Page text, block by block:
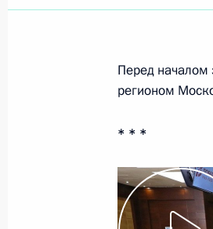
по парусному
28 февраля 2020
27 февраля
Перед началом
регионом
* * *